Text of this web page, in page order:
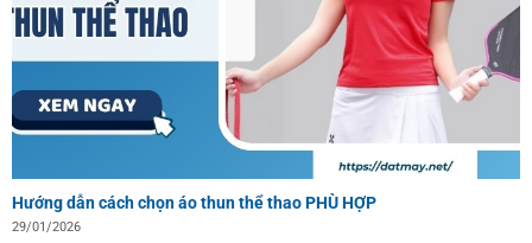
Hướng dẫn cách chọn áo thun thể thao PHÙ HỢP
29/01/2026